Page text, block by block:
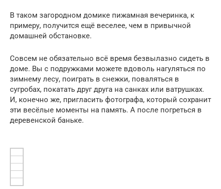
В таком загородном домике пижамная вечеринка, к
примеру, получится ещё веселее, чем в привычной
домашней обстановке.
Совсем не обязательно всё время безвылазно сидеть в
доме. Вы с подружками можете вдоволь нагуляться по
зимнему лесу, поиграть в снежки, поваляться в
сугробах, покатать друг друга на санках или ватрушках.
И, конечно же, пригласить фотографа, который сохранит
эти весёлые моменты на память. А после погреться в
деревенской баньке.